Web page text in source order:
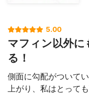
5.00
マフィン以外
る！
側面に勾配がついて
上がり、私はとって